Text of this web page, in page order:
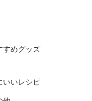
すめグッズ
いいレシピ